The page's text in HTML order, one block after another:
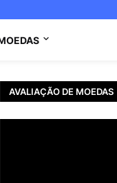
AVALIAÇÃO DE MOEDAS